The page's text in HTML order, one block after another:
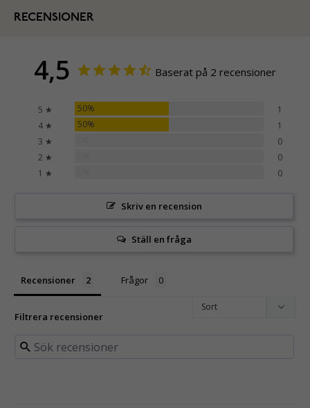
RECENSIONER
4,5 Baserat på 2 recensioner
5 ★ 50%
1
4 ★
50%
1
3 ★
0
2 ★
0
1 ★
0
Skriv en recension
Ställ en fråga
Recensioner Frågor
Filtrera recensioner